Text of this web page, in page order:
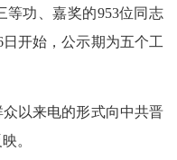
功、嘉奖的953位同志
开始，公示期为五个工
以来电的形式向中共晋
。